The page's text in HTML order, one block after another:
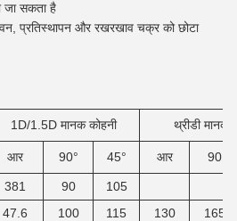
जा सकता है
प्रतिस्थापन और रखरखाव चक्र को छोटा
1D/1.5D मानक कोहनी थ्रीडी मानक
आर 90° 45° आर 90
381 90
105
47.6 100 115 130
165